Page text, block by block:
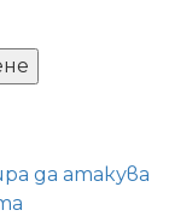
да атакува